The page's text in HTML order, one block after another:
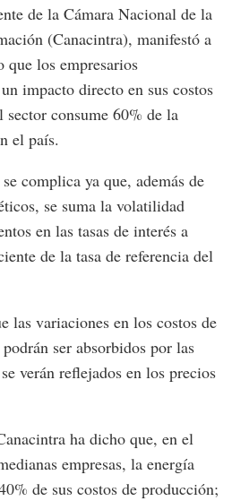
de la Cámara Nacional de la
(Canacintra), manifestó a
que los empresarios
impacto directo en sus costos
consume 60% de la
el país.
complica ya que, además de
se suma la volatilidad
en las tasas de interés a
de la tasa de referencia del
las variaciones en los costos de
ser absorbidos por las
verán reflejados en los precios
ha dicho que, en el
empresas, la energía
de sus costos de producción;